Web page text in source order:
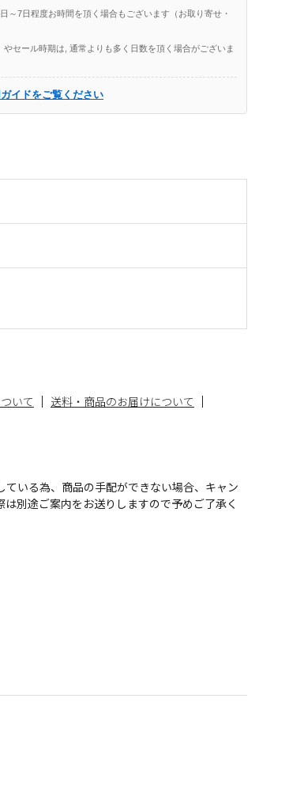
7日程度お時間を頂く場合もございます（お取り寄せ・
セール時期は, 通常よりも多く日数を頂く場合がございま
イドをご覧ください
いて
送料・商品のお届けについて
いる為、商品の手配ができない場合、キャン
別途ご案内をお送りしますので予めご了承く